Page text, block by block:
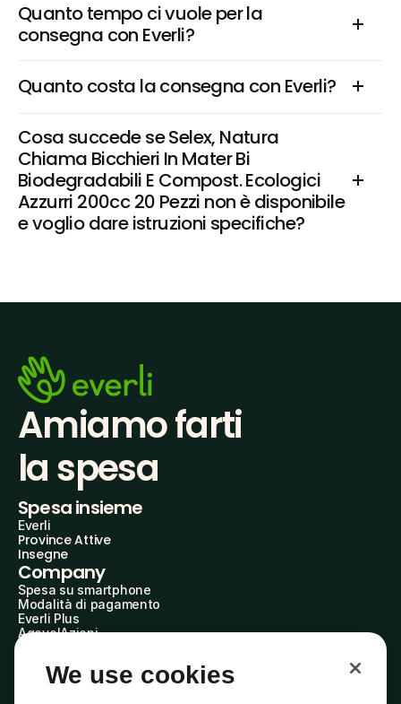
Quanto tempo ci vuole per la
consegna con Everli?
Quanto costa la consegna con Everli?
Cosa succede se Selex, Natura
Chiama Bicchieri In Mater Bi
Biodegradabili E Compost. Ecologici
Azzurri 200cc 20 Pezzi non è disponibile
e voglio dare istruzioni specifiche?
Amiamo farti
la spesa
Spesa insieme
Everli
Province Attive
Insegne
Company
Spesa su smartphone
Modalità di pagamento
Everli Plus
AgevolAzioni
Everli Shoppers
We use cookies